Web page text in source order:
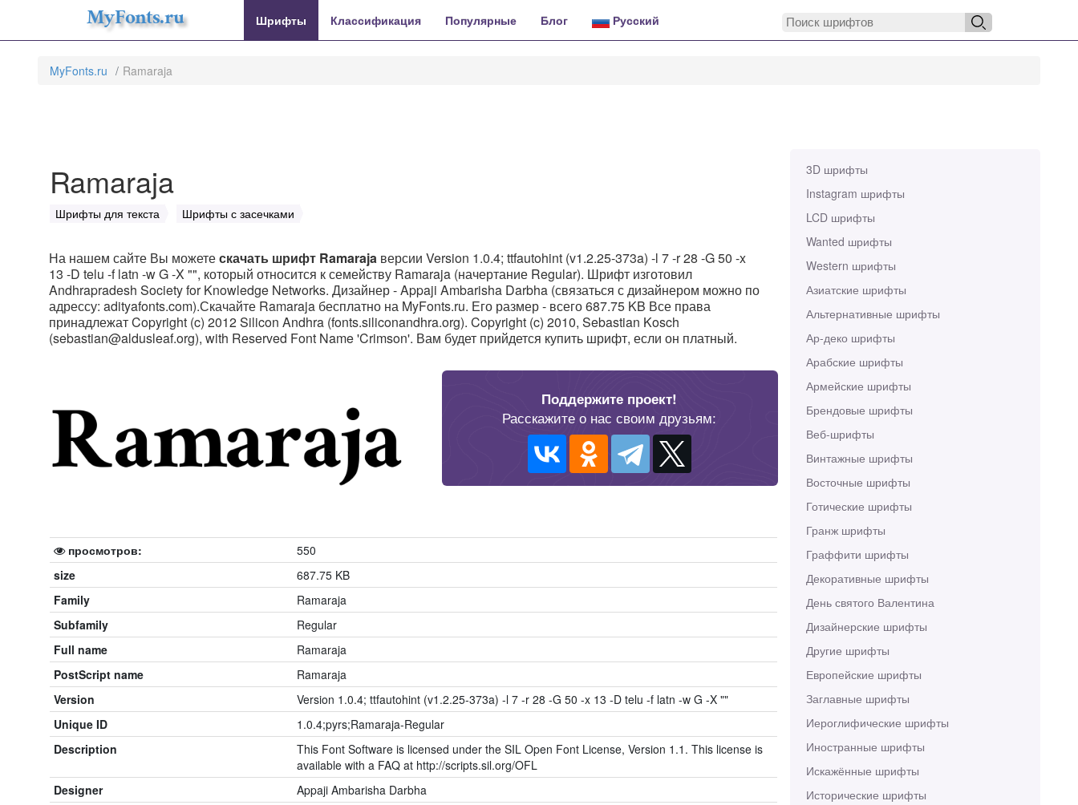
MyFonts.ru Шрифты Классификация Популярные Блог Русский
MyFonts.ru Ramaraja
3D шрифты
Instagram шрифты
LCD шрифты
Wanted шрифты
Western шрифты
Азиатские шрифты
Альтернативные шрифты
Ар-деко шрифты
Арабские шрифты
Армейские шрифты
Брендовые шрифты
Веб-шрифты
Винтажные шрифты
Восточные шрифты
Готические шрифты
Гранж шрифты
Граффити шрифты
Декоративные шрифты
День святого Валентина
Дизайнерские шрифты
Другие шрифты
Европейские шрифты
Заглавные шрифты
Иероглифические шрифты
Иностранные шрифты
Искажённые шрифты
Исторические шрифты
Ramaraja
Шрифты для текста Шрифты с засечками
На нашем сайте Вы можетескачать шрифт Ramaraja версии Version 1.0.4; ttfautohint (v1.2.25-373a) -l 7 -r 28 -G 50 -x
13 -D telu -f latn -w G -X "", который относится к семейству Ramaraja (начертание Regular). Шрифт изготовил
Andhrapradesh Society for Knowledge Networks. Дизайнер - Appaji Ambarisha Darbha (связаться с дизайнером можно по
адрессу: adityafonts.com).Скачайте Ramaraja бесплатно на MyFonts.ru. Его размер - всего 687.75 KB Все права
принадлежат Copyright (c) 2012 Silicon Andhra (fonts.siliconandhra.org). Copyright (c) 2010, Sebastian Kosch
(sebastian@aldusleaf.org), with Reserved Font Name 'Crimson'. Вам будет прийдется купить шрифт, если он платный.
Поддержите проект!
Расскажите о нас своим друзьям:
просмотров:
550
size
687.75 KB
Family
Ramaraja
Subfamily
Regular
Full name
Ramaraja
PostScript name
Ramaraja
Version
Version 1.0.4; ttfautohint (v1.2.25-373a) -l 7 -r 28 -G 50 -x 13 -D telu -f latn -w G -X ""
Unique ID
1.0.4;pyrs;Ramaraja-Regular
Description
This Font Software is licensed under the SIL Open Font License, Version 1.1. This license is
available with a FAQ at http://scripts.sil.org/OFL
Designer
Appaji Ambarisha Darbha